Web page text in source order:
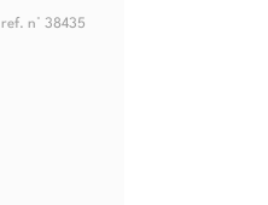
ref. n° 38435